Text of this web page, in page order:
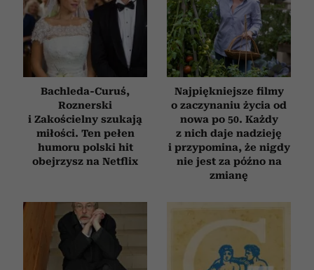
społecznościowym, reklamowym i analitycznym.
Partnerzy mogą połączyć te informacje z innymi danymi
otrzymanymi od Ciebie lub uzyskanymi podczas
korzystania z ich usług.
Bachleda-Curuś,
Roznerski
i Zakościelny szukają
miłości. Ten pełen
humoru polski hit
obejrzysz na Netflix
Najpiękniejsze filmy
o zaczynaniu życia od
nowa po 50. Każdy
z nich daje nadzieję
i przypomina, że nigdy
nie jest za późno na
zmianę